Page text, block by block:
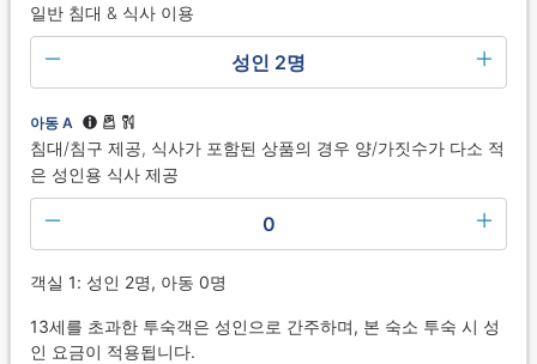
일반 침대 & 식사 이용
성인 2명
아동 A
침대/침구 제공, 식사가 포함된 상품의 경우 양/가짓수가 다소 적
은 성인용 식사 제공
0
객실 1: 성인 2명, 아동 0명
13세를 초과한 투숙객은 성인으로 간주하며, 본 숙소 투숙 시 성
인 요금이 적용됩니다.